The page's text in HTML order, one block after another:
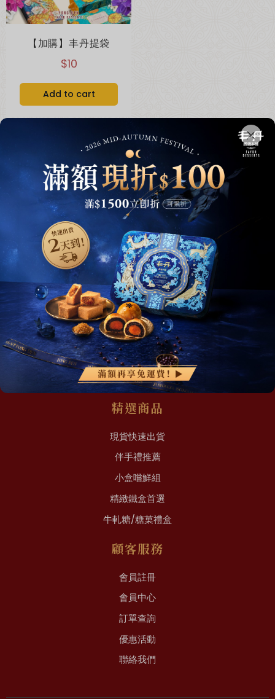
超取滿 $1500 免運、宅配滿 $2500 免運🚚
點我加入會員 加入丰丹LINE會員✨
【加購】丰丹提袋
$10
Add to cart
1
網站地圖
關於我們
最新消息
會員權益
常見問題
聯絡我們
精選商品
現貨快速出貨
伴手禮推薦
小盒嚐鮮組
精緻鐵盒首選
牛軋糖/糖菓禮盒
顧客服務
會員註冊
會員中心
訂單查詢
優惠活動
聯絡我們